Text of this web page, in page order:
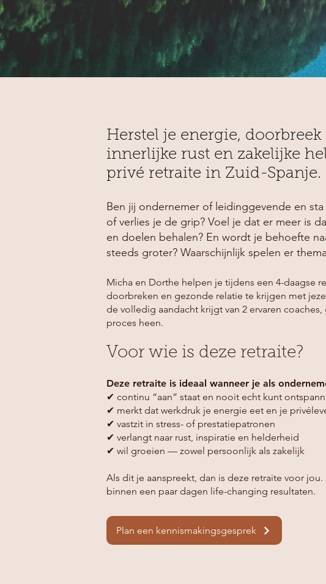
Herstel je energie,
innerlijke rust en zakelijke
privé retraite in Zuid-Spanje.
Ben jij ondernemer of leidinggevende en
of verlies je de grip? Voel je dat er meer is
en doelen behalen? En wordt je behoefte
steeds groter? Waarschijnlijk spelen er
Micha en Dorthe helpen je tijdens een 4-daagse
doorbreken en gezonde relatie te krijgen met
de volledig aandacht krijgt van 2 ervaren
proces heen.
Voor wie is deze retraite?
Deze retraite is ideaal wanneer je als
✔ continu “aan” staat en nooit echt kunt
✔ merkt dat werkdruk je energie eet en je
✔ vastzit in stress- of prestatiepatronen
✔ verlangt naar rust, inspiratie en helderheid
✔ wil groeien — zowel persoonlijk als zakelijk
Als dit je aanspreekt, dan is deze retraite voor
binnen een paar dagen life-changing resultaten.
Plan een kennismakingsgesprek